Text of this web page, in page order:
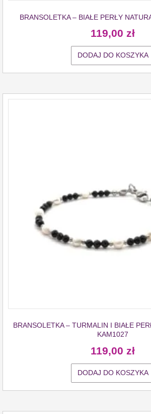
BRANSOLETKA – BIAŁE PERŁY
119,00 zł
DODAJ DO KOSZYKA
BRANSOLETKA – TURMALIN I BIAŁE
KAM1027
119,00 zł
DODAJ DO KOSZYKA